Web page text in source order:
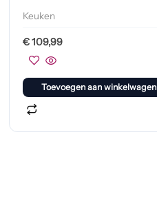
Keuken
€109,99
Toevoegen aan winkelwagen